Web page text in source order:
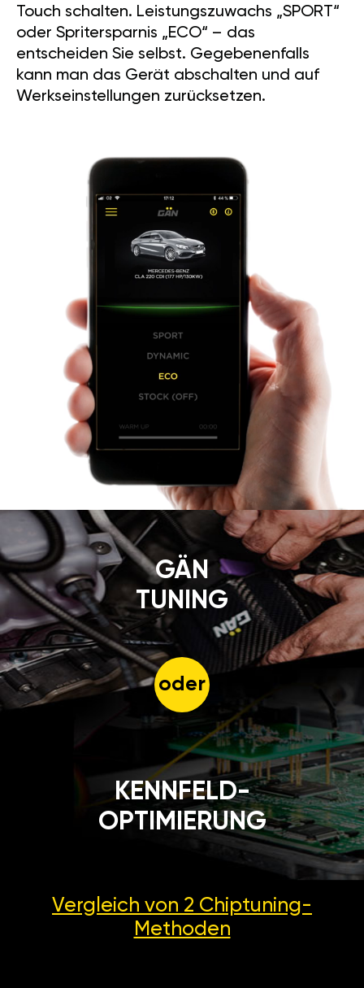
Touch schalten. Leistungszuwachs „SPORT“
oder Spritersparnis „ECO“ – das
entscheiden Sie selbst. Gegebenenfalls
kann man das Gerät abschalten und auf
Werkseinstellungen zurücksetzen.
GÄN
TUNING
oder
KENNFELD-
OPTIMIERUNG
Vergleich von 2 Chiptuning-
Methoden